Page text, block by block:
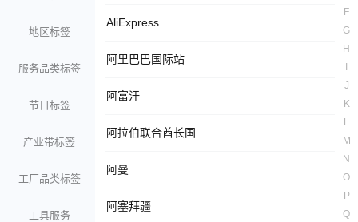
地区标签
服务品类标签
节日标签
产业带标签
工厂品类标签
工具服务
AliExpress
阿里巴巴国际站
阿富汗
阿拉伯联合酋长国
阿曼
阿塞拜疆
F
G
H
J
K
L
M
N
O
P
Q